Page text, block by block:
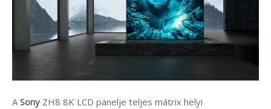
A Sony ZH8 8K LCD panelje teljes mátrix helyi